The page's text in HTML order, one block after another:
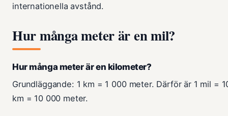
internationella avstånd.
Hur många meter är en mil?
Hur många meter är en kilometer?
Grundläggande: 1 km = 1 000 meter. Därför är 1 mil =
km = 10 000 meter.